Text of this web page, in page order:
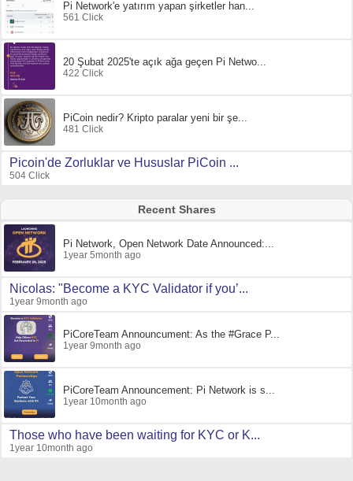
Pi Network'e yatırım yapan şirketler han...
561 Click
20 Şubat 2025'te açık ağa geçen Pi Netwo...
422 Click
PiCoin nedir? Kripto paralar yeni bir şe...
481 Click
Picoin'de Zorluklar ve Hususlar PiCoin ...
504 Click
Recent Shares
Pi Network, Open Network Date Announced:...
1year 5month ago
Nicolas: "Become a KYC Validator if you’...
1year 9month ago
PiCoreTeam Announcument: As the #Grace P...
1year 9month ago
PiCoreTeam Announcement: Pi Network is s...
1year 10month ago
Those who have been waiting for KYC or K...
1year 10month ago